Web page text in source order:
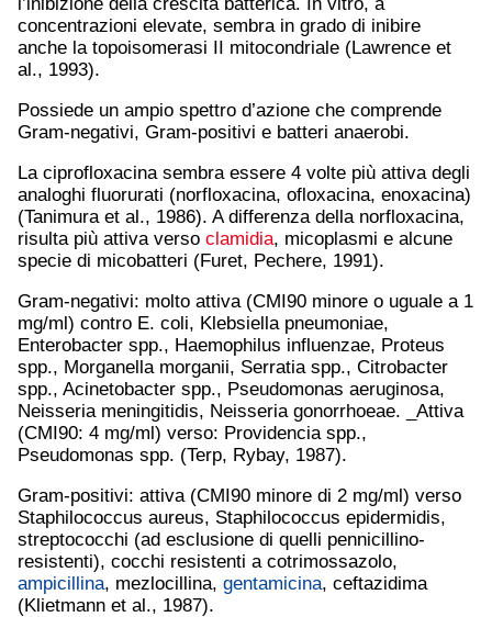
concentrazioni elevate, sembra in grado di inibire
anche la topoisomerasi II mitocondriale (Lawrence et
al., 1993).
Possiede un ampio spettro d’azione che comprende
Gram-negativi, Gram-positivi e batteri anaerobi.
La ciprofloxacina sembra essere 4 volte più attiva degli
analoghi fluorurati (norfloxacina, ofloxacina, enoxacina)
(Tanimura et al., 1986). A differenza della norfloxacina,
risulta più attiva verso clamidia, micoplasmi e alcune
specie di micobatteri (Furet, Pechere, 1991).
Gram-negativi: molto attiva (CMI90 minore o uguale a 1
mg/ml) contro E. coli, Klebsiella pneumoniae,
Enterobacter spp., Haemophilus influenzae, Proteus
spp., Morganella morganii, Serratia spp., Citrobacter
spp., Acinetobacter spp., Pseudomonas aeruginosa,
Neisseria meningitidis, Neisseria gonorrhoeae. _Attiva
(CMI90: 4 mg/ml) verso: Providencia spp.,
Pseudomonas spp. (Terp, Rybay, 1987).
Gram-positivi: attiva (CMI90 minore di 2 mg/ml) verso
Staphilococcus aureus, Staphilococcus epidermidis,
streptococchi (ad esclusione di quelli pennicillino-
resistenti), cocchi resistenti a cotrimossazolo,
ampicillina, mezlocillina, gentamicina, ceftazidima
(Klietmann et al., 1987).